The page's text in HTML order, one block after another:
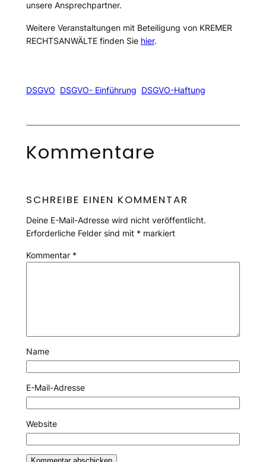
unsere Ansprechpartner.
Weitere Veranstaltungen mit Beteiligung von KREMER
RECHTSANWÄLTE finden Sie hier.
DSGVO DSGVO- Einführung DSGVO-Haftung
Kommentare
SCHREIBE EINEN KOMMENTAR
Deine E-Mail-Adresse wird nicht veröffentlicht.
Erforderliche Felder sind mit * markiert
Kommentar *
Name
E-Mail-Adresse
Website